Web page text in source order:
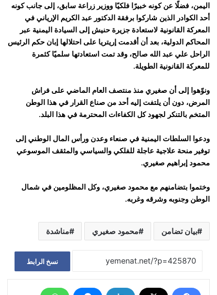
اليمن، فضلًا عن كونه خبيرًا فلكيًا ووزير زراعة سابق، إلى جانب كونه
أحد الكوادر الذين شاركوا برفقة الدكتور عبد الكريم الإرياني في
المعركة القانونية لاستعادة جزيرة حنيش إلى السيادة اليمنية عبر
المحاكم الدولية، بعد أن أقدمت إريتريا على احتلالها إبان حكم الرئيس
الراحل علي عبد الله صالح، وقد تمت استعادتها سلميًا كثمرة
للمعركة القانونية الطويلة.
ونوّهوا إلى أن صغيري منذ منتصف العام الماضي على فراش
المرض، دون أن يلتفت إليه أحد من صناع القرار في هذا الوطن
المتخم بالتنكر لجهود كل الكفاءات المحترمة في هذا البلد.
ودعوا السلطات اليمنية في صنعاء وعدن ورأس المال الوطني إلى
توفير منحة علاجية عاجلة للفلكي والسياسي والمثقف الموسوعي
محمود إبراهيم صغيري.
وختموا بتضامنهم مع محمود صغيري، وكل المظلومين في شمال
الوطن وجنوبه وشرقه وغربه.
بيان تضامن محمود صغيري مناشدة
نسخ الرابط